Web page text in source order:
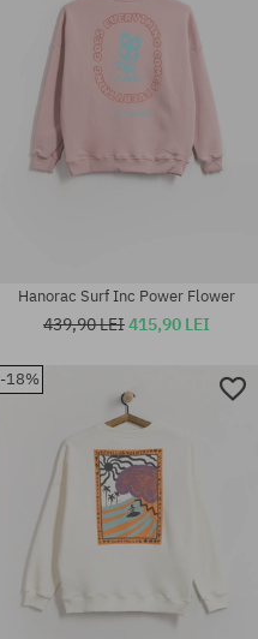
Mărimi existente:
Hanorac Surf Inc Power Flower
439,90 LEI415,90 LEI
-18%